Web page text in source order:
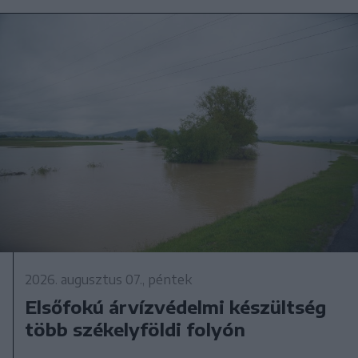
2026. augusztus 07., péntek
Elsőfokú árvízvédelmi készültség
több székelyföldi folyón